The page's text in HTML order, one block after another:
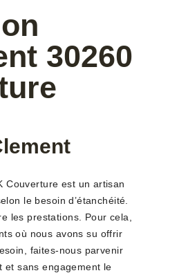
30260
Couverture est un artisan
le besoin d’étanchéité.
les prestations. Pour cela,
où nous avons su offrir
faites-nous parvenir
et sans engagement le